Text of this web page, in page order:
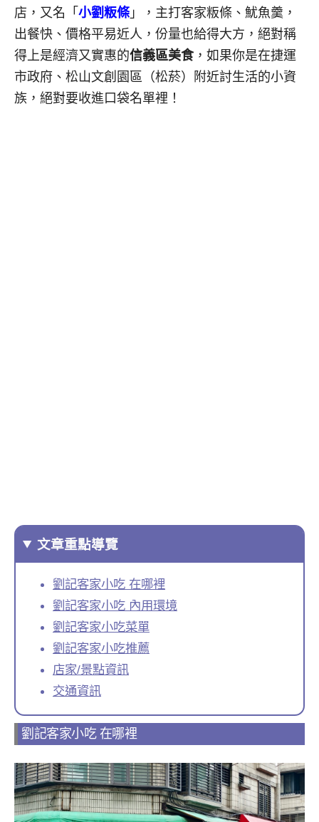
店，又名「 小劉粄條 」，主打客家粄條、魷魚羹，
出餐快、價格平易近人，份量也給得大方，絕對稱
得上是經濟又實惠的信義區美食，如果你是在捷運
市政府、松山文創園區（松菸）附近討生活的小資
族，絕對要收進口袋名單裡！
文章重點導覽
劉記客家小吃 在哪裡
劉記客家小吃 內用環境
劉記客家小吃菜單
劉記客家小吃推薦
店家/景點資訊
交通資訊
劉記客家小吃 在哪裡